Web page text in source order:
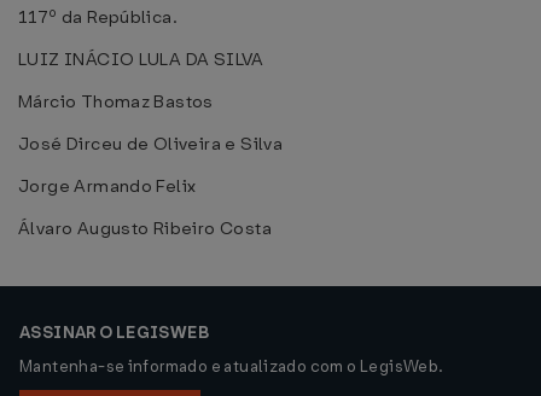
117º da República.
LUIZ INÁCIO LULA DA SILVA
Márcio Thomaz Bastos
José Dirceu de Oliveira e Silva
Jorge Armando Felix
Álvaro Augusto Ribeiro Costa
ASSINAR O LEGISWEB
Mantenha-se informado e atualizado com o LegisWeb.